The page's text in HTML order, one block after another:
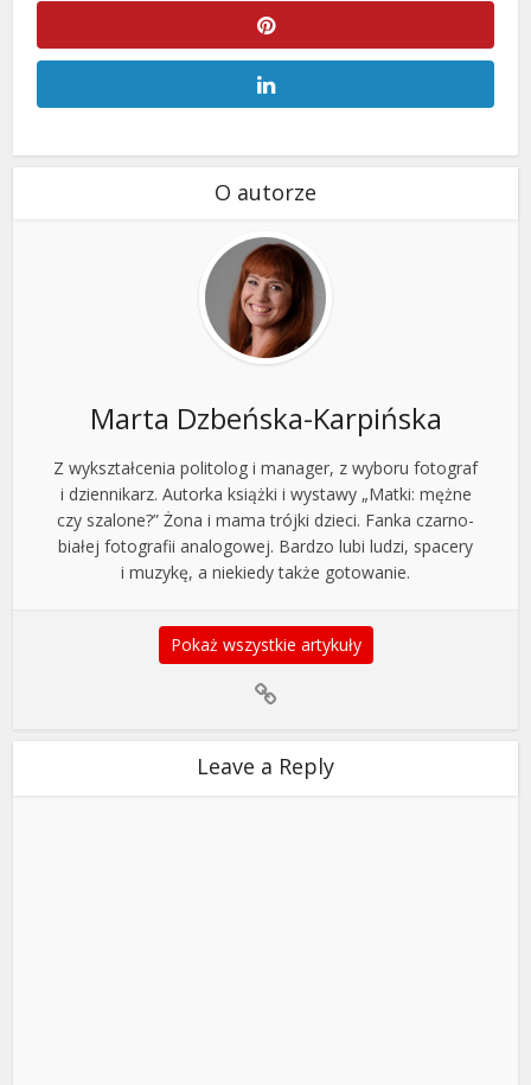
O autorze
Marta Dzbeńska-Karpińska
Z wykształcenia politolog i manager, z wyboru fotograf
i dziennikarz. Autorka książki i wystawy „Matki: mężne
czy szalone?” Żona i mama trójki dzieci. Fanka czarno-
białej fotografii analogowej. Bardzo lubi ludzi, spacery
i muzykę, a niekiedy także gotowanie.
Pokaż wszystkie artykuły
Leave a Reply